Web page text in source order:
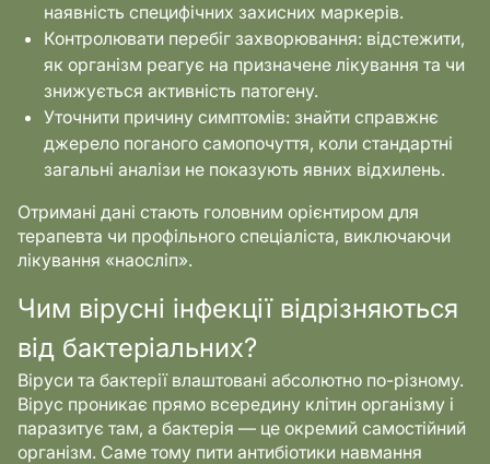
наявність специфічних захисних маркерів.
Контролювати перебіг захворювання: відстежити,
як організм реагує на призначене лікування та чи
знижується активність патогену.
Уточнити причину симптомів: знайти справжнє
джерело поганого самопочуття, коли стандартні
загальні аналізи не показують явних відхилень.
Отримані дані стають головним орієнтиром для
терапевта чи профільного спеціаліста, виключаючи
лікування «наосліп».
Чим вірусні інфекції відрізняються
від бактеріальних?
Віруси та бактерії влаштовані абсолютно по-різному.
Вірус проникає прямо всередину клітин організму і
паразитує там, а бактерія — це окремий самостійний
організм. Саме тому пити антибіотики навмання